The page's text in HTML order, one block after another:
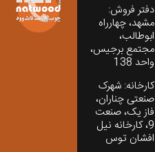
دفتر فروش:
مشهد، چهارراه
ابوطالب،
مجتمع برجیس،
واحد 138
کارخانه: شهرک
صنعتی چناران،
فاز یک، صنعت
9، کارخانه نیل
افشان توس